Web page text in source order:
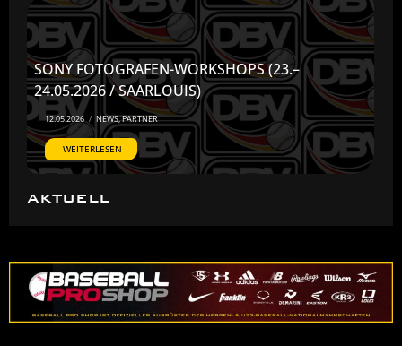
AKTUELL
SONY FOTOGRAFEN-WORKSHOPS (23.–
24.05.2026 / SAARLOUIS)
12.05.2026 / NEWS,PARTNER
WEITERLESEN